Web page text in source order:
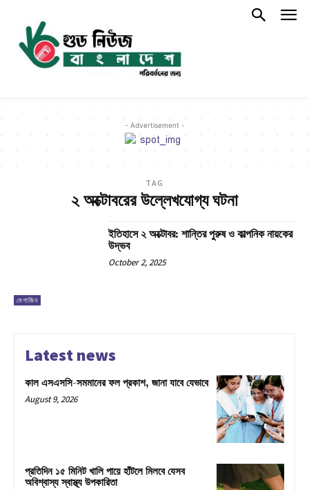
- Advertisement -
TAG
২ অক্টোবরের উল্লেখযোগ্য ঘটনা
মেগাজিন
ইতিহাসে ২ অক্টোবর: শান্তির পুরুষ ও কাল্পনিক নায়কের
উদ্ভব
October 2, 2025
Latest news
কাল এসএসসি-সমমানের ফল প্রকাশ, জানা যাবে যেভাবে
August 9, 2026
প্রতিদিন ১৫ মিনিট খালি পায়ে হাঁটলে মিলবে যেসব
অবিশ্বাস্য স্বাস্থ্য উপকারিতা